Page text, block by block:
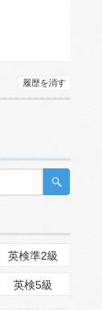
履歴を消す
英検準2級
英検5級